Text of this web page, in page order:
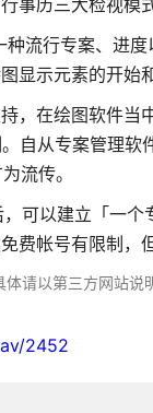
事历三大检视模
流行专案、进度
显示元素的开始
，在绘图软件
自从专案管理
流传。
可以建立「一
费帐号有限制，
请以第三方网站
2452